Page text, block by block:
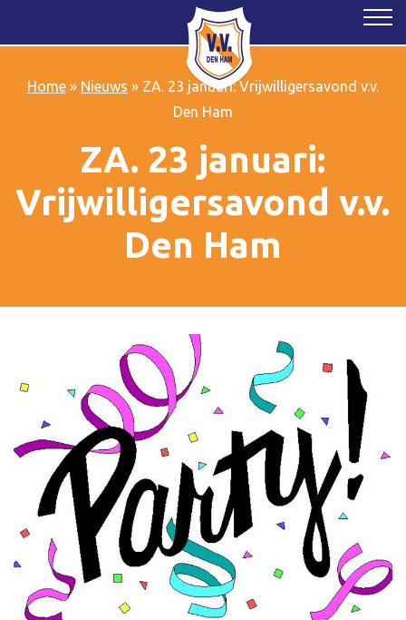
Home» Nieuws » ZA. 23 januari: Vrijwilligersavond v.v.
Den Ham
ZA. 23 januari:
Vrijwilligersavond v.v.
Den Ham